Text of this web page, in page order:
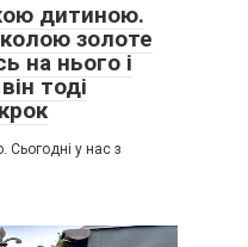
дитиною.
золоте
на нього і
тоді
Сьогодні у нас з